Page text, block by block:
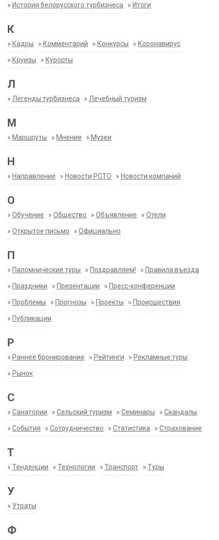
» История белорусского турбизнеса » Итоги
К
» Кадры » Комментарий » Конкурсы » Коронавирус
» Круизы » Курорты
Л
» Легенды турбизнеса » Лечебный туризм
М
» Маршруты » Мнение » Музеи
Н
» Направление » Новости РСТО » Новости компаний
О
» Обучение » Общество » Объявление » Отели
» Открытое письмо » Официально
П
» Паломнические туры » Поздравляем! » Правила въезда
» Праздники » Презентации » Пресс-конференции
» Проблемы » Прогнозы » Проекты » Происшествия
» Публикации
Р
» Раннее бронирование » Рейтинги » Рекламные туры
» Рынок
С
» Санатории » Сельский туризм » Семинары » Скандалы
» События » Сотрудничество » Статистика » Страхование
Т
» Тенденции » Технологии » Транспорт » Туры
У
» Утраты
Ф